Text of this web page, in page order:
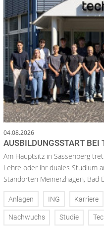
04.08.2026
AUSBILDUNGSSTART BEI
Am Hauptsitz in Sassenberg
Lehre oder ihr duales Studium
Standorten Meinerzhagen, Bad
Anlagen ING Karriere
Nachwuchs Studie